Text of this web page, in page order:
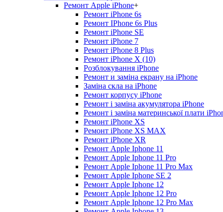
Ремонт Apple iPhone+
Ремонт iPhone 6s
Ремонт IPhone 6s Plus
Ремонт iPhone SE
Ремонт iPhone 7
Ремонт iPhone 8 Plus
Ремонт iPhone X (10)
Розблокування iPhone
Ремонт и заміна екрану на iPhone
Заміна скла на iPhone
Ремонт корпусу iPhone
Ремонт і заміна акумулятора iPhone
Ремонт і заміна материнської плати
Ремонт iPhone XS
Ремонт iPhone XS MAX
Ремонт iPhone XR
Ремонт Apple Iphone 11
Ремонт Apple Iphone 11 Pro
Ремонт Apple Iphone 11 Pro Max
Ремонт Apple Iphone SE 2
Ремонт Apple Iphone 12
Ремонт Apple Iphone 12 Pro
Ремонт Apple Iphone 12 Pro Max